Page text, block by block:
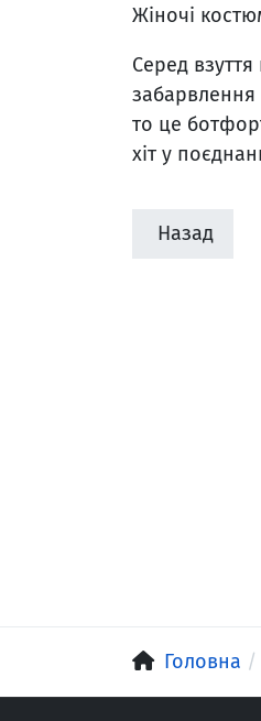
Жіночі
Серед
забарвлення
то це
хіт у
Назад
Головна